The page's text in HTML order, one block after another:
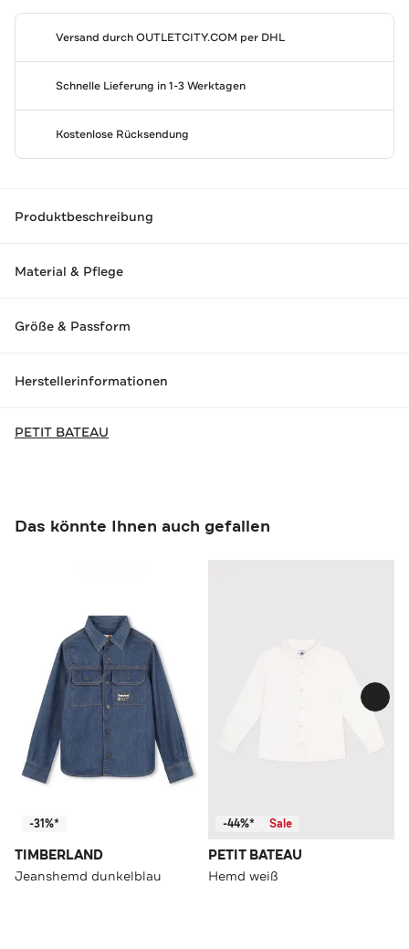
Versand durchOUTLETCITY.COM per DHL
Schnelle Lieferung in 1-3 Werktagen
Kostenlose Rücksendung
Produktbeschreibung
Material & Pflege
Größe & Passform
Herstellerinformationen
PETIT BATEAU
Das könnte Ihnen auch gefallen
-31%*
TIMBERLAND
Jeanshemd dunkelblau
-44%* Sale
PETIT BATEAU
Hemd weiß